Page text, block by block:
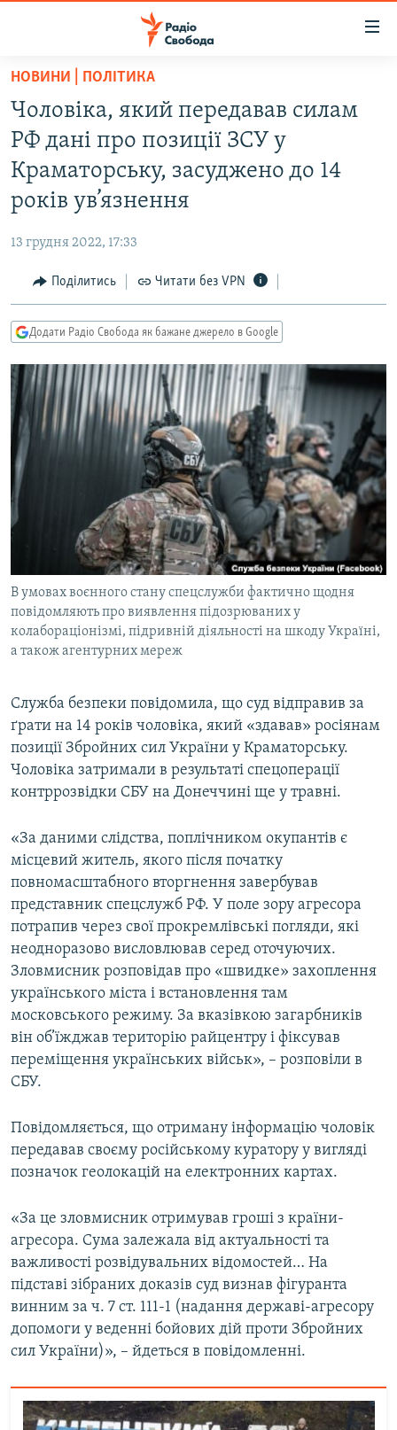
Перейти
основного
матеріалу
Перейти
до
основної
Перейти
пошуку
ВСЕ ЗА ДОБУ
СТАТТІ
ПОЛІТИКА
СУСПІЛЬСТВО
КУЛЬТУРА
СПОРТ
СВІТ
ВІЙНА
ДОНБАС.РЕАЛІЇ
КРИМ.РЕАЛІЇ
ТИ ЯК?
КИТАЙ.ВИКЛИКИ
МУЛЬТИМЕДІА
ФОТО
СПЕЦПРОЄКТИ
КРИМ РЕАЛІЇ
РУС
УКР
КТАТ
НОВИНИ | ПОЛІТИКА
Чоловіка, який передавав силам
РФ дані про позиції ЗСУ у
Краматорську, засуджено до 14
років ув’язнення
13 грудня 2022, 17:33
Поділитись Читати без VPN
Додати Радіо Свобода як бажане джерело в Google
В умовах воєнного стану спецслужби фактично щодня
повідомляють про виявлення підозрюваних у
колабораціонізмі, підривній діяльності на шкоду Україні,
а також агентурних мереж
Служба безпеки повідомила, що суд відправив за
ґрати на 14 років чоловіка, який «здавав» росіянам
позиції Збройних сил України у Краматорську.
Чоловіка затримали в результаті спецоперації
контррозвідки СБУ на Донеччині ще у травні.
«За даними слідства, поплічником окупантів є
місцевий житель, якого після початку
повномасштабного вторгнення завербував
представник спецслужб РФ. У поле зору агресора
потрапив через свої прокремлівські погляди, які
неодноразово висловлював серед оточуючих.
Зловмисник розповідав про «швидке» захоплення
українського міста і встановлення там
московського режиму. За вказівкою загарбників
він об’їжджав територію райцентру і фіксував
переміщення українських військ», – розповіли в
СБУ.
Повідомляється, що отриману інформацію чоловік
передавав своєму російському куратору у вигляді
позначок геолокацій на електронних картах.
«За це зловмисник отримував гроші з країни-
агресора. Сума залежала від актуальності та
важливості розвідувальних відомостей… На
підставі зібраних доказів суд визнав фігуранта
винним за ч. 7 ст. 111-1 (надання державі-агресору
допомоги у веденні бойових дій проти Збройних
сил України)», – йдеться в повідомленні.